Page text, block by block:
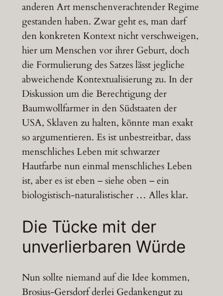
anderen Art menschenverachtender Regime
gestanden haben. Zwar geht es, man darf
den konkreten Kontext nicht verschweigen,
hier um Menschen vor ihrer Geburt, doch
die Formulierung des Satzes lässt jegliche
abweichende Kontextualisierung zu. In der
Diskussion um die Berechtigung der
Baumwollfarmer in den Südstaaten der
USA, Sklaven zu halten, könnte man exakt
so argumentieren. Es ist unbestreitbar, dass
menschliches Leben mit schwarzer
Hautfarbe nun einmal menschliches Leben
ist, aber es ist eben – siehe oben – ein
biologistisch-naturalistischer … Alles klar.
Die Tücke mit der
unverlierbaren Würde
Nun sollte niemand auf die Idee kommen,
Brosius-Gersdorf derlei Gedankengut zu